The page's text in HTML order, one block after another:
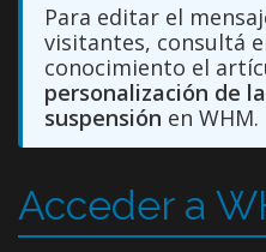
Para editar el
visitantes, consultá
conocimiento el
personalización de
suspensión en WHM.
Acceder a